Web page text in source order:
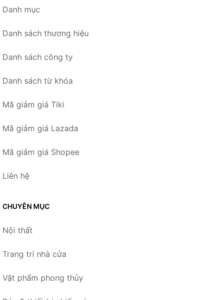
Danh mục
Danh sách thương hiệu
Danh sách công ty
Danh sách từ khóa
Mã giảm giá Tiki
Mã giảm giá Lazada
Mã giảm giá Shopee
Liên hệ
CHUYÊN MỤC
Nội thất
Trang trí nhà cửa
Vật phẩm phong thủy